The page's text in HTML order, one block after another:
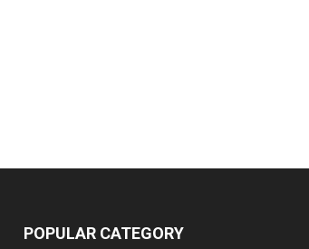
Digital Vision
Sat Jinda Kalyana Pharmacy
POPULAR CATEGORY